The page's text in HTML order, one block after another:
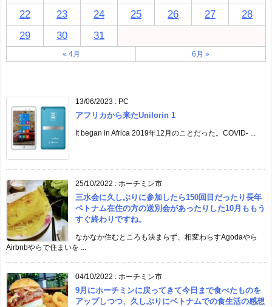
22
23 24 25 26 27
28
29
30 31
« 4月 6月 »
13/06/2023 : PC
アフリカから来たUnilorin 1
It began in Africa 2019年12月のことだった。COVID- ...
25/10/2022 : ホーチミン市
三水会に久しぶりに参加したら150回目だったり長年
ベトナム在住の方の送別会があったりした10月ももう
すぐ終わりですね。
なかなか住むところも決まらず、相変わらすAgodaやら
Airbnbやらで住まいを ...
04/10/2022 : ホーチミン市
9月にホーチミンに戻ってきて今日まで食べたものを
アップしつつ、久しぶりにベトナムでの食生活の感想